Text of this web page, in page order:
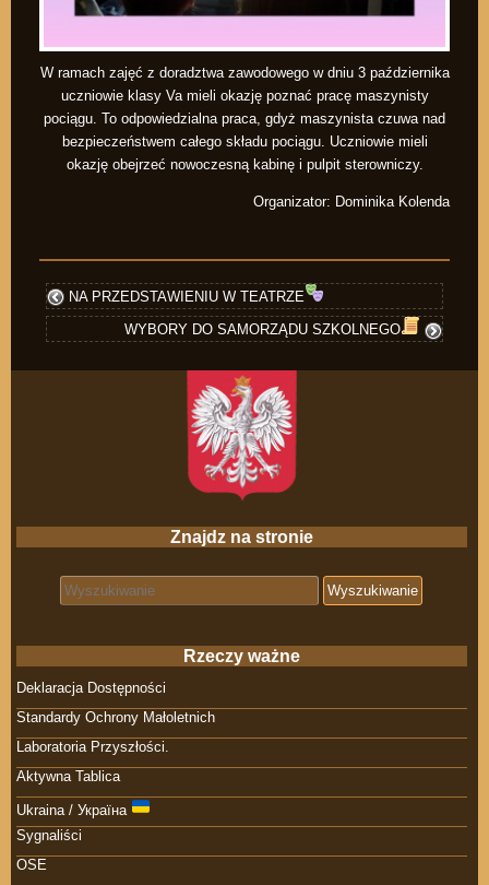
W ramach zajęć z doradztwa zawodowego w dniu 3 października
uczniowie klasy Va mieli okazję poznać pracę maszynisty
pociągu. To odpowiedzialna praca, gdyż maszynista czuwa nad
bezpieczeństwem całego składu pociągu. Uczniowie mieli
okazję obejrzeć nowoczesną kabinę i pulpit sterowniczy.
Organizator: Dominika Kolenda
NA PRZEDSTAWIENIU W TEATRZE
WYBORY DO SAMORZĄDU SZKOLNEGO
Znajdz na stronie
Search for:
Rzeczy ważne
Deklaracja Dostępności
Standardy Ochrony Małoletnich
Laboratoria Przyszłości.
Aktywna Tablica
Ukraina / Україна
Sygnaliści
OSE